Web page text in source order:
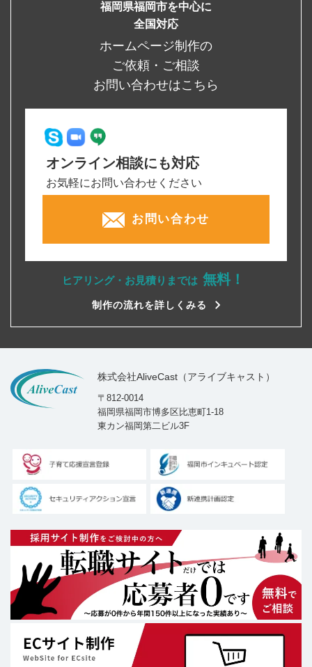
福岡県福岡市を中心に
全国対応
ホームページ制作の
ご依頼・ご相談
お問い合わせはこちら
オンライン相談にも対応
お気軽にお問い合わせください
お問い合わせ
ヒアリング・お見積りまでは 無料！
制作の流れを詳しくみる
株式会社AliveCast（アライブキャスト）
〒812-0014
福岡県福岡市博多区比恵町1-18
東カン福岡第二ビル3F